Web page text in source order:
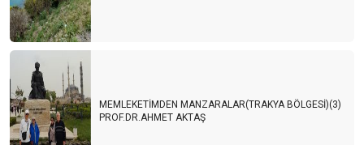
MEMLEKETİMDEN MANZARALAR(TRAKYA BÖLGESİ)(3)
PROF.DR.AHMET AKTAŞ